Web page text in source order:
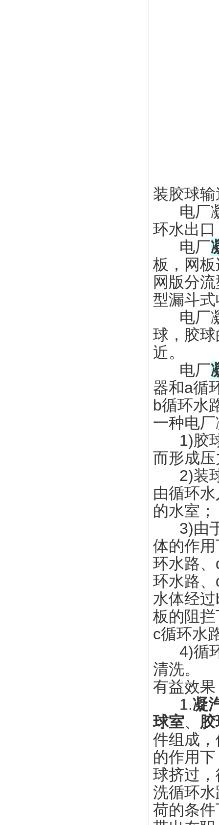
装胶球
电厂凝
环水出
电厂
板，网
网版分
型漏斗
电厂凝
球，胶
近。
电厂
器和a循
b循环水
一种电
1)胶球
而形成
2)装球
由循环
的水室；
3)由于
体的作
环水路
环水路
水体经
板的阻
c循环水
4)循环
清洗。
有益效果
1.凝
球室、
件组成
的作用
球挤过
洗循环
荷的条